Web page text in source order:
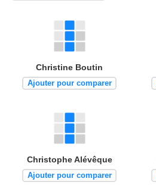
Christine Boutin
Ajouter pour comparer
Christophe Alévêque
Ajouter pour comparer